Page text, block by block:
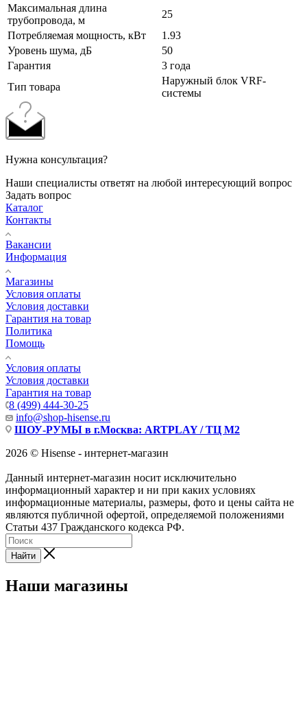
Максимальная длина
трубопровода, м
25
Потребляемая мощность, кВт
1.93
Уровень шума, дБ
50
Гарантия
3 года
Тип товара
Наружный блок VRF-
системы
Нужна консультация?
Наши специалисты ответят на любой интересующий вопрос
Задать вопрос
Каталог
Контакты
Вакансии
Информация
Магазины
Условия оплаты
Условия доставки
Гарантия на товар
Политика
Помощь
Условия оплаты
Условия доставки
Гарантия на товар
8 (499) 444-30-25
info@shop-hisense.ru
ШОУ-РУМЫ в г.Москва: ARTPLAY / ТЦ М2
2026 © Hisense - интернет-магазин
Данный интернет-магазин носит исключительно
информационный характер и ни при каких условиях
информационные материалы, размеры, фото и цены сайта не
являются публичной офертой, определяемой положениями
Статьи 437 Гражданского кодекса РФ.
Найти
Наши магазины